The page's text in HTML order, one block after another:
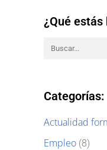
¿Qué estás
Categorías:
Actualidad
Empleo (8)